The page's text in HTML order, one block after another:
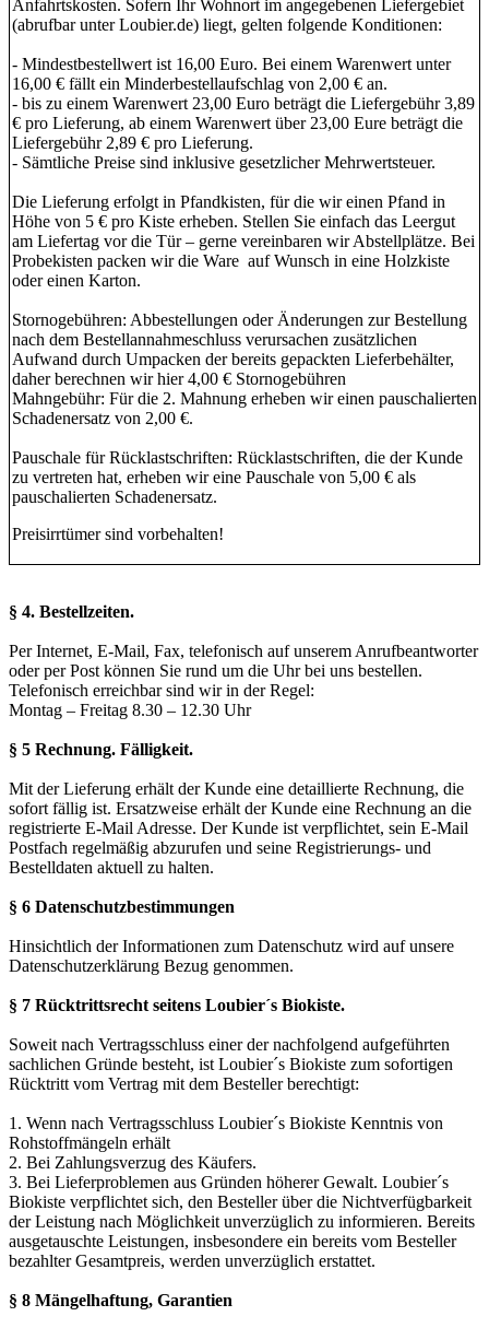
Anfahrtskosten. Sofern Ihr Wohnort im angegebenen Liefergebiet
(abrufbar unter Loubier.de) liegt, gelten folgende Konditionen:
- Mindestbestellwert ist 16,00 Euro. Bei einem Warenwert unter
16,00 € fällt ein Minderbestellaufschlag von 2,00 € an.
- bis zu einem Warenwert 23,00 Euro beträgt die Liefergebühr 3,89
€ pro Lieferung, ab einem Warenwert über 23,00 Eure beträgt die
Liefergebühr 2,89 € pro Lieferung.
- Sämtliche Preise sind inklusive gesetzlicher Mehrwertsteuer.
Die Lieferung erfolgt in Pfandkisten, für die wir einen Pfand in
Höhe von 5 € pro Kiste erheben. Stellen Sie einfach das Leergut
am Liefertag vor die Tür – gerne vereinbaren wir Abstellplätze. Bei
Probekisten packen wir die Ware auf Wunsch in eine Holzkiste
oder einen Karton.
Stornogebühren: Abbestellungen oder Änderungen zur Bestellung
nach dem Bestellannahmeschluss verursachen zusätzlichen
Aufwand durch Umpacken der bereits gepackten Lieferbehälter,
daher berechnen wir hier 4,00 € Stornogebühren
Mahngebühr: Für die 2. Mahnung erheben wir einen pauschalierten
Schadenersatz von 2,00 €.
Pauschale für Rücklastschriften: Rücklastschriften, die der Kunde
zu vertreten hat, erheben wir eine Pauschale von 5,00 € als
pauschalierten Schadenersatz.
Preisirrtümer sind vorbehalten!
§ 4. Bestellzeiten.
Per Internet, E-Mail, Fax, telefonisch auf unserem Anrufbeantworter
oder per Post können Sie rund um die Uhr bei uns bestellen.
Telefonisch erreichbar sind wir in der Regel:
Montag – Freitag 8.30 – 12.30 Uhr
§ 5 Rechnung. Fälligkeit.
Mit der Lieferung erhält der Kunde eine detaillierte Rechnung, die
sofort fällig ist. Ersatzweise erhält der Kunde eine Rechnung an die
registrierte E-Mail Adresse. Der Kunde ist verpflichtet, sein E-Mail
Postfach regelmäßig abzurufen und seine Registrierungs- und
Bestelldaten aktuell zu halten.
§ 6 Datenschutzbestimmungen
Hinsichtlich der Informationen zum Datenschutz wird auf unsere
Datenschutzerklärung Bezug genommen.
§ 7 Rücktrittsrecht seitens Loubier´s Biokiste.
Soweit nach Vertragsschluss einer der nachfolgend aufgeführten
sachlichen Gründe besteht, ist Loubier´s Biokiste zum sofortigen
Rücktritt vom Vertrag mit dem Besteller berechtigt:
1. Wenn nach Vertragsschluss Loubier´s Biokiste Kenntnis von
Rohstoffmängeln erhält
2. Bei Zahlungsverzug des Käufers.
3. Bei Lieferproblemen aus Gründen höherer Gewalt. Loubier´s
Biokiste verpflichtet sich, den Besteller über die Nichtverfügbarkeit
der Leistung nach Möglichkeit unverzüglich zu informieren. Bereits
ausgetauschte Leistungen, insbesondere ein bereits vom Besteller
bezahlter Gesamtpreis, werden unverzüglich erstattet.
§ 8 Mängelhaftung, Garantien